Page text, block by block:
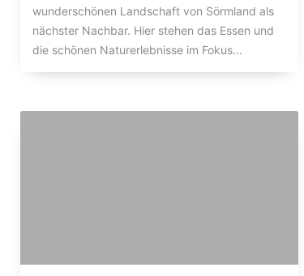
wunderschönen Landschaft von Sörmland als
nächster Nachbar. Hier stehen das Essen und
die schönen Naturerlebnisse im Fokus...